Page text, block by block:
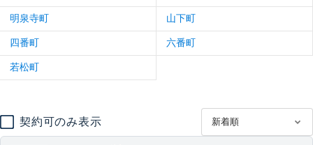
明泉寺町 山下町
四番町 六番町
若松町
契約可のみ表示